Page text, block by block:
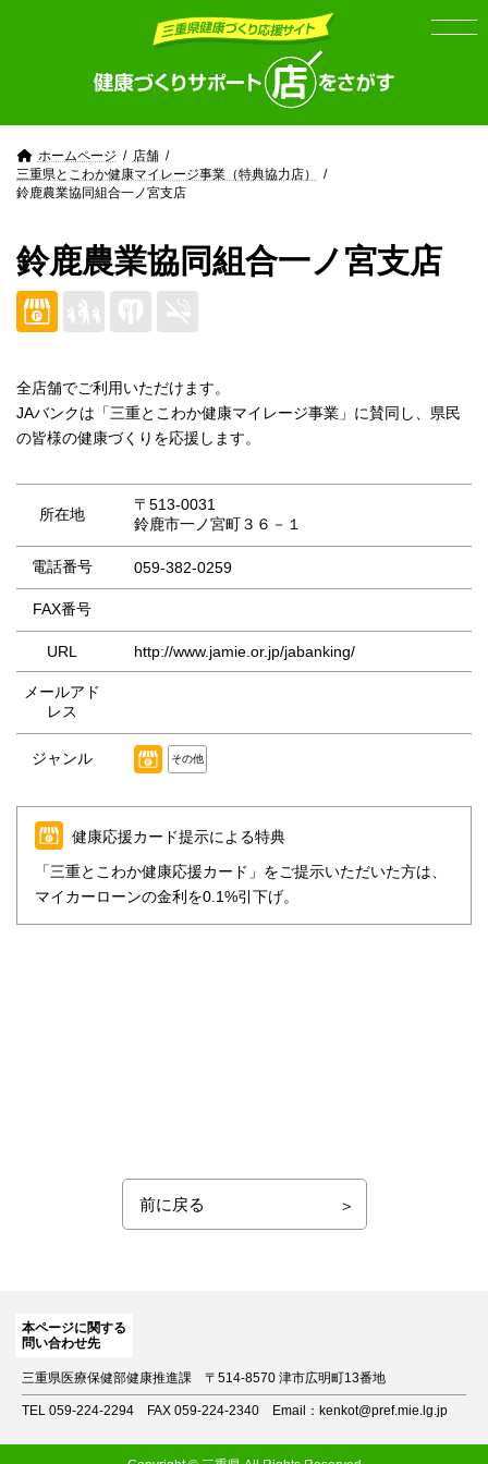
ホームページ
店舗
三重県とこわか健康マイレージ事業（特典協力店）
鈴鹿農業協同組合一ノ宮支店
鈴鹿農業協同組合一ノ宮支店
全店舗でご利用いただけます。
JAバンクは「三重とこわか健康マイレージ事業」に賛同し、県民
の皆様の健康づくりを応援します。
所在地
〒513-0031
鈴鹿市一ノ宮町３６－１
電話番号 059-382-0259
FAX番号
URL http://www.jamie.or.jp/jabanking/
メールアド
レス
ジャンル その他
健康応援カード提示による特典
「三重とこわか健康応援カード」をご提示いただいた方は、
マイカーローンの金利を0.1%引下げ。
前に戻る
本ページに関する
問い合わせ先
三重県医療保健部健康推進課 〒514-8570 津市広明町13番地
TEL 059-224-2294 FAX 059-224-2340 Email：kenkot@pref.mie.lg.jp